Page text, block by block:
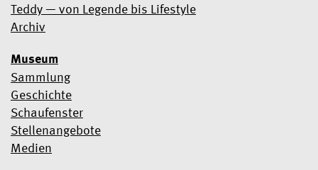
Teddy — von Legende bis Lifestyle
Archiv
Museum
Sammlung
Geschichte
Schaufenster
Stellenangebote
Medien
Ja, ich möchte den Newsletter abonnieren
klicken, um sich anzumelden, erklären Sie sich damit
einverstanden, dass Ihre Daten zur Verarbeitung an Mailchimp
übermittelt werden.
Datenschutzpraktiken von Mailchimp